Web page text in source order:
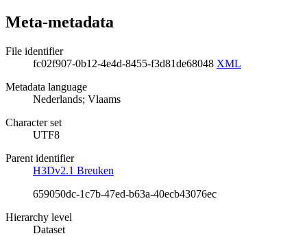
Meta-metadata
File identifier
fc02f907-0b12-4e4d-8455-f3d81de68048 XML
Metadata language
Nederlands; Vlaams
Character set
UTF8
Parent identifier
H3Dv2.1 Breuken
659050dc-1c7b-47ed-b63a-40ecb43076ec
Hierarchy level
Dataset